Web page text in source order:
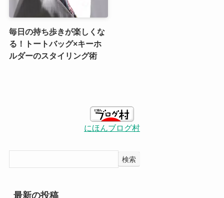
毎日の持ち歩きが楽しくな
る！トートバッグ×キーホ
ルダーのスタイリング術
にほんブログ村
検索
最新の投稿